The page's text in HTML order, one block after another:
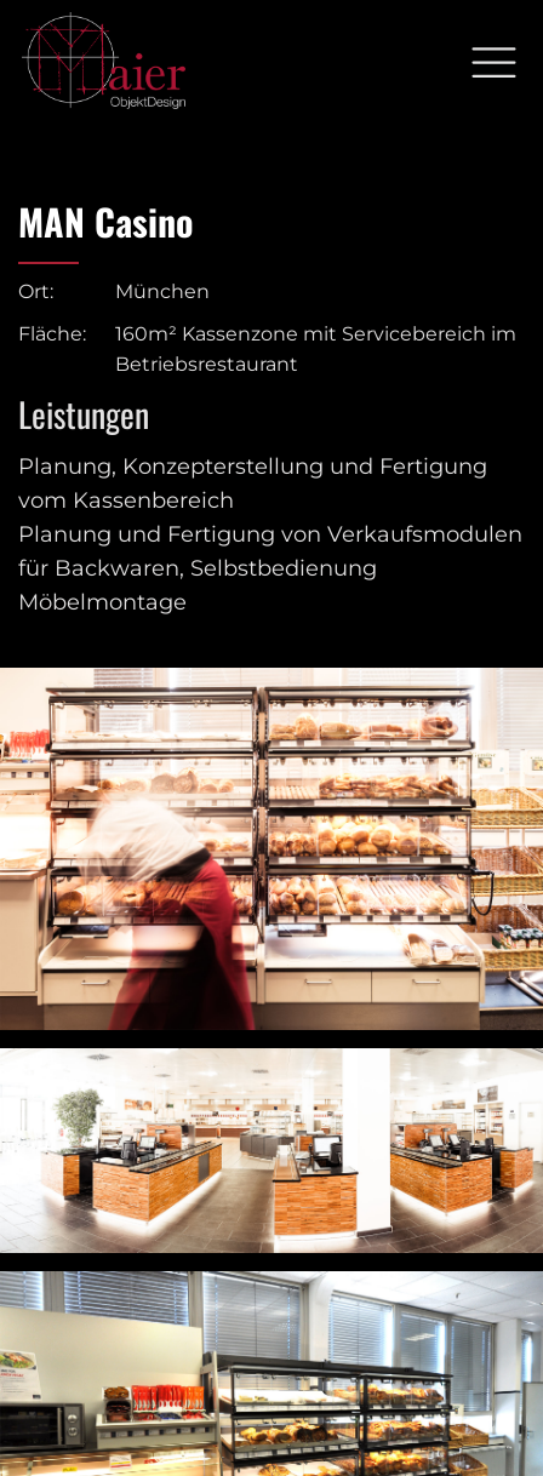
MAN Casino
Ort:
München
Fläche:
160m² Kassenzone mit Servicebereich im
Betriebsrestaurant
Leistungen
Planung, Konzepterstellung und Fertigung
vom Kassenbereich
Planung und Fertigung von Verkaufsmodulen
für Backwaren, Selbstbedienung
Möbelmontage